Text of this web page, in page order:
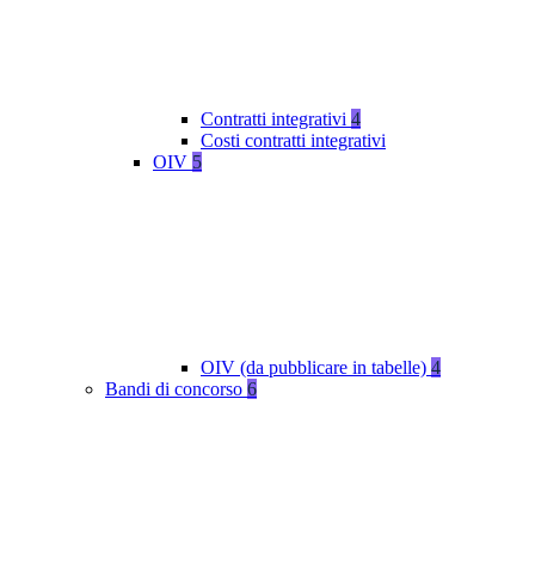
Contratti integrativi 4
Costi contratti integrativi
OIV 5
OIV (da pubblicare in tabelle) 4
Bandi di concorso 6